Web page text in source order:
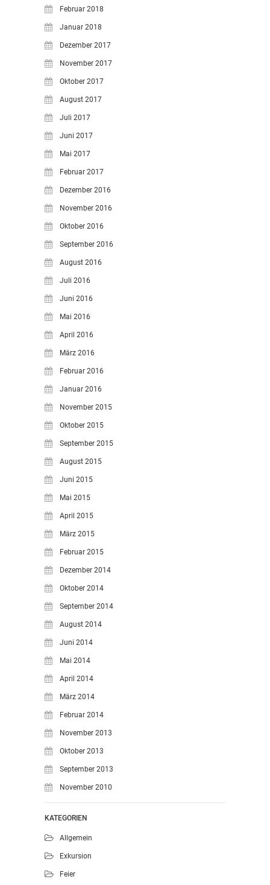
Februar 2018
Januar 2018
Dezember 2017
November 2017
Oktober 2017
August 2017
Juli 2017
Juni 2017
Mai 2017
Februar 2017
Dezember 2016
November 2016
Oktober 2016
September 2016
August 2016
Juli 2016
Juni 2016
Mai 2016
April 2016
März 2016
Februar 2016
Januar 2016
November 2015
Oktober 2015
September 2015
August 2015
Juni 2015
Mai 2015
April 2015
März 2015
Februar 2015
Dezember 2014
Oktober 2014
September 2014
August 2014
Juni 2014
Mai 2014
April 2014
März 2014
Februar 2014
November 2013
Oktober 2013
September 2013
November 2010
KATEGORIEN
Allgemein
Exkursion
Feier